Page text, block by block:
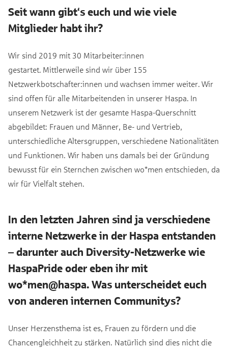
Seit wann gibt‘s euch und wie viele
Mitglieder habt ihr?
Wir sind 2019 mit 30 Mitarbeiter:innen
gestartet. Mittlerweile sind wir über 155
Netzwerkbotschafter:innen und wachsen immer weiter. Wir
sind offen für alle Mitarbeitenden in unserer Haspa. In
unserem Netzwerk ist der gesamte Haspa-Querschnitt
abgebildet: Frauen und Männer, Be- und Vertrieb,
unterschiedliche Altersgruppen, verschiedene Nationalitäten
und Funktionen. Wir haben uns damals bei der Gründung
bewusst für ein Sternchen zwischen wo*men entschieden, da
wir für Vielfalt stehen.
In den letzten Jahren sind ja verschiedene
interne Netzwerke in der Haspa entstanden
– darunter auch Diversity-Netzwerke wie
HaspaPride oder eben ihr mit
wo*men@haspa. Was unterscheidet euch
von anderen internen Communitys?
Unser Herzensthema ist es, Frauen zu fördern und die
Chancengleichheit zu stärken. Natürlich sind dies nicht die